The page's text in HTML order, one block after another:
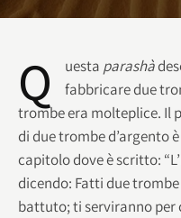
Q uesta parashà
fabbricare due
trombe era molteplice. Il
di due trombe d’argento
capitolo dove è scritto:
dicendo: Fatti due
battuto; ti serviranno per